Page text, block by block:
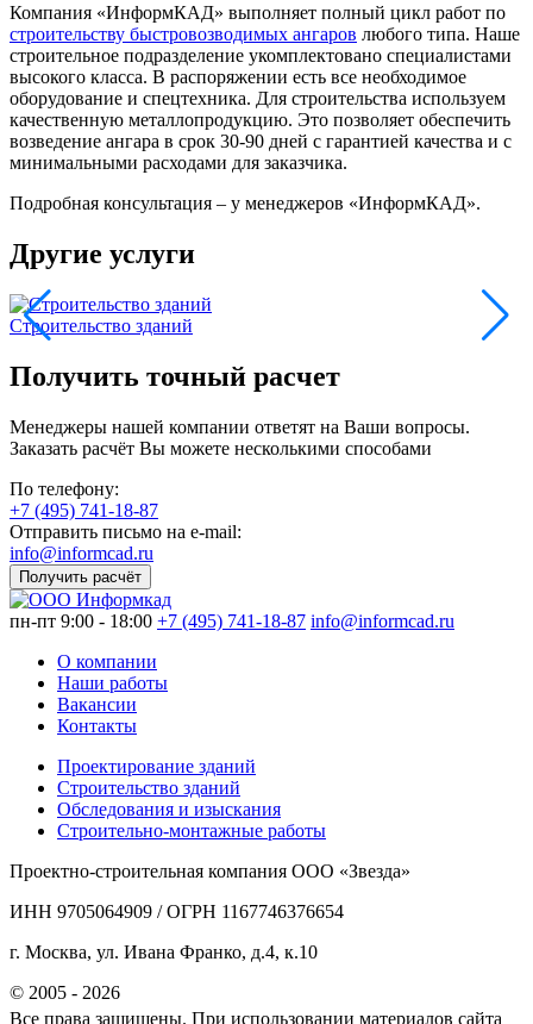
Компания «ИнформКАД» выполняет полный цикл работ по
строительству быстровозводимых ангаров любого типа. Наше
строительное подразделение укомплектовано специалистами
высокого класса. В распоряжении есть все необходимое
оборудование и спецтехника. Для строительства используем
качественную металлопродукцию. Это позволяет обеспечить
возведение ангара в срок 30-90 дней с гарантией качества и с
минимальными расходами для заказчика.
Подробная консультация – у менеджеров «ИнформКАД».
Другие услуги
Строительство зданий
Получить точный расчет
Менеджеры нашей компании ответят на Ваши вопросы.
Заказать расчёт Вы можете несколькими способами
По телефону:
+7 (495) 741-18-87
Отправить письмо на e-mail:
info@informcad.ru
Получить расчёт
пн-пт 9:00 - 18:00 +7 (495) 741-18-87 info@informcad.ru
О компании
Наши работы
Вакансии
Контакты
Проектирование зданий
Строительство зданий
Обследования и изыскания
Строительно-монтажные работы
Проектно-строительная компания ООО «Звезда»
ИНН 9705064909 / ОГРН 1167746376654
г. Москва, ул. Ивана Франко, д.4, к.10
© 2005 - 2026
Все права защищены. При использовании материалов сайта